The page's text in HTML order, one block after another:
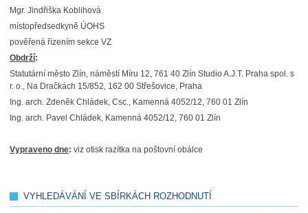
Mgr. Jindřiška Koblihová
místopředsedkyně ÚOHS
pověřená řízením sekce VZ
Obdrží:
Statutární město Zlín, náměstí Míru 12, 761 40 Zlín Studio A.J.T. Praha spol. s
r. o., Na Dračkách 15/852, 162 00 Střešovice, Praha
Ing. arch. Zdeněk Chládek, Csc., Kamenná 4052/12, 760 01 Zlín
Ing. arch. Pavel Chládek, Kamenná 4052/12, 760 01 Zlín
Vypraveno dne: viz otisk razítka na poštovní obálce
VYHLEDÁVÁNÍ VE SBÍRKÁCH ROZHODNUTÍ